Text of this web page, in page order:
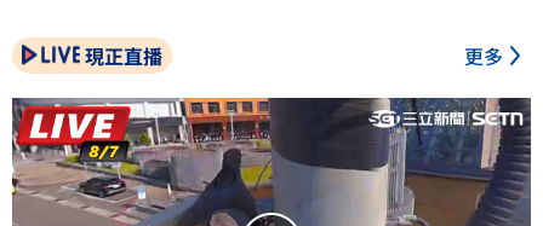
現正直播 更多